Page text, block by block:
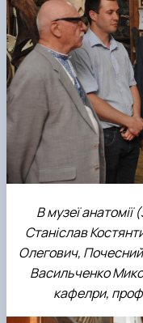
В музеї
Станіслав
Олегович,
Васильченко
кафелри,